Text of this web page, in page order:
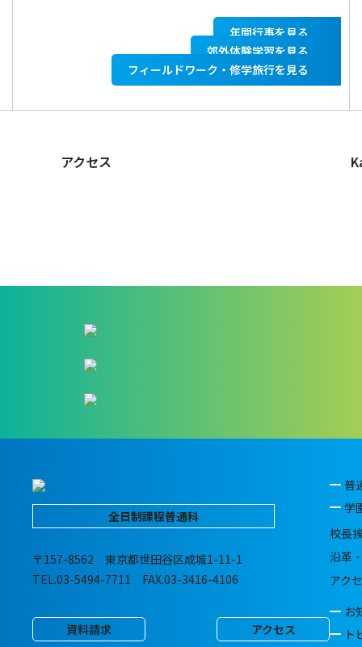
年間行事を見る
郊外体験学習を見る
フィールドワーク・修学旅行を見る
アクセス
全日制課程普通科
〒157-8562 東京都世田谷区成城1-11-1
TEL.03-5494-7711 FAX.03-3416-4106
資料請求 アクセス
普
学
校長
沿革
アク
お
ト